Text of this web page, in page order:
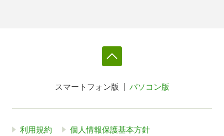
スマートフォン版 パソコン版
利用規約 個人情報保護基本方針